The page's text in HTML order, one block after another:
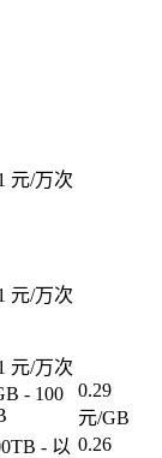
元/万次
元/万次
元/万次
- 100
0.29
元/GB
- 以 0.26